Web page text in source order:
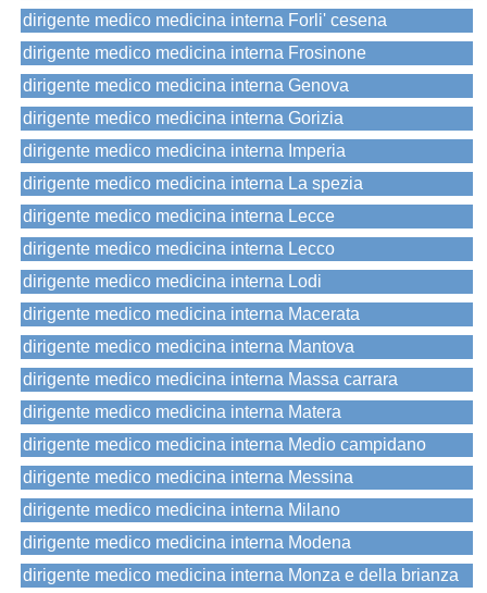
dirigente medico medicina interna Forli' cesena
dirigente medico medicina interna Frosinone
dirigente medico medicina interna Genova
dirigente medico medicina interna Gorizia
dirigente medico medicina interna Imperia
dirigente medico medicina interna La spezia
dirigente medico medicina interna Lecce
dirigente medico medicina interna Lecco
dirigente medico medicina interna Lodi
dirigente medico medicina interna Macerata
dirigente medico medicina interna Mantova
dirigente medico medicina interna Massa carrara
dirigente medico medicina interna Matera
dirigente medico medicina interna Medio campidano
dirigente medico medicina interna Messina
dirigente medico medicina interna Milano
dirigente medico medicina interna Modena
dirigente medico medicina interna Monza e della brianza